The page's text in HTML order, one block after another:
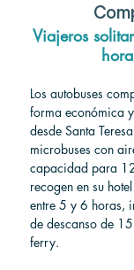
Viajeros
Los autobuses
forma económica
desde Santa
microbuses con
capacidad para
recogen en su
entre 5 y 6 horas,
de descanso de
ferry.